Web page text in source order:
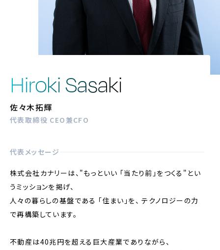
Hiroki Sasaki
佐々木拓輝
代表取締役 CEO兼CFO
代表メッセージ
株式会社カナリーは、"もっといい 「当たり前」をつくる"とい
うミッションを掲げ、
人々の暮らしの基盤である 「住まい」を、 テクノロジーの力
で再構築しています。
不動産は40兆円を超える巨大産業でありながら、